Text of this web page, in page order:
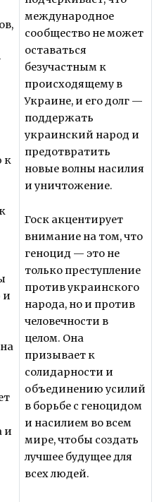
к
и
и
международное
сообщество не может
оставаться
безучастным к
происходящему в
Украине, и его долг —
поддержать
украинский народ и
предотвратить
новые волны насилия
и уничтожение.
Госк акцентирует
внимание на том, что
геноцид — это не
только преступление
против украинского
народа, но и против
человечности в
целом. Она
призывает к
солидарности и
объединению усилий
в борьбе с геноцидом
и насилием во всем
мире, чтобы создать
лучшее будущее для
всех людей.